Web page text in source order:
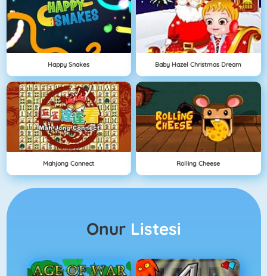
Happy Snakes Baby Hazel Christmas Dream
Mahjong Connect Rolling Cheese
Onur Listesi